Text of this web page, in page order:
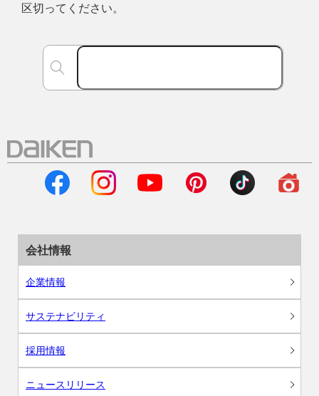
区切ってください。
会社情報
企業情報
サステナビリティ
採用情報
ニュースリリース